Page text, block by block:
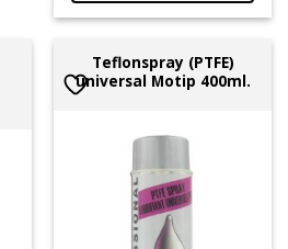
Teflonspray (PTFE)
universal Motip 400ml.